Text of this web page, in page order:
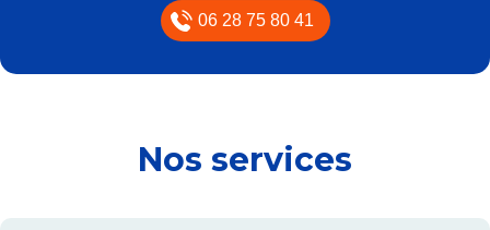
06 28 75 80 41
Nos services